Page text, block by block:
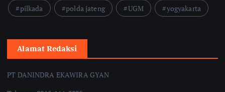
pilkada
polda jateng UGM yogyakarta
Alamat Redaksi
PT DANINDRA EKAWIRA GYAN